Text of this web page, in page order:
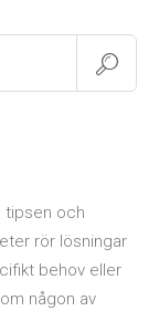
tipsen och
rör lösningar
behov eller
någon av